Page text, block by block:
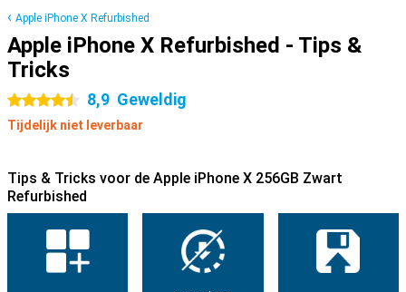
Apple iPhone X Refurbished
Apple iPhone X Refurbished - Tips &
Tricks
4.5 sterren 8,9 Geweldig
Tijdelijk niet leverbaar
Tips & Tricks voor de Apple iPhone X 256GB Zwart
Refurbished